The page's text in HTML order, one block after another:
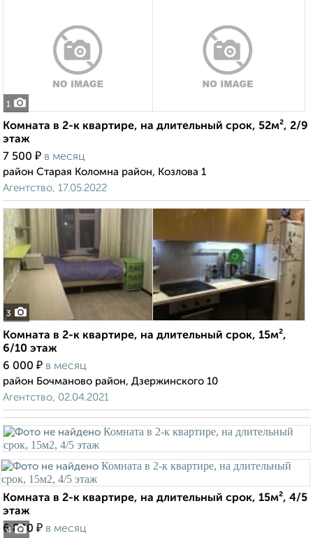
1
Комната в 2-к квартире, на длительный срок, 52м², 2/9
этаж
7 500 ₽ в месяц
район Старая Коломна район, Козлова 1
Агентство, 17.05.2022
3
Комната в 2-к квартире, на длительный срок, 15м²,
6/10 этаж
6 000 ₽ в месяц
район Бочманово район, Дзержинского 10
Агентство, 02.04.2021
4
Комната в 2-к квартире, на длительный срок, 15м², 4/5
этаж
6 800 ₽ в месяц